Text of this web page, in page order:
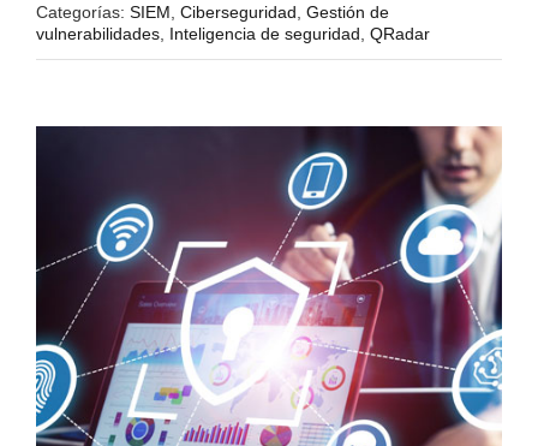
Categorías: SIEM Ciberseguridad Gestión de
vulnerabilidades Inteligencia de seguridad QRadar